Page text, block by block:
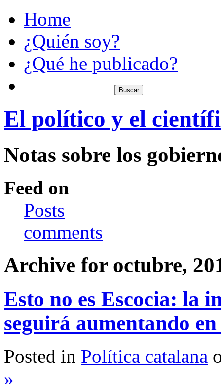
Home
¿Quién soy?
¿Qué he publicado?
El político y el
Notas sobre los
Feed on
Posts
comments
Archive for octubre,
Esto no es Escocia: la
seguirá aumentando
Posted in Política catalana
»